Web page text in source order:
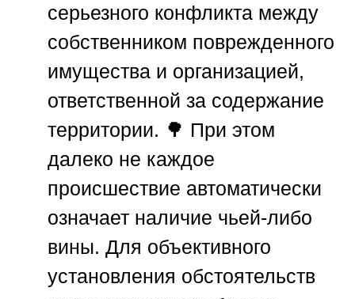
серьезного конфликта между
собственником поврежденного
имущества и организацией,
ответственной за содержание
территории. 🌳 При этом
далеко не каждое
происшествие автоматически
означает наличие чьей-либо
вины. Для объективного
установления обстоятельств